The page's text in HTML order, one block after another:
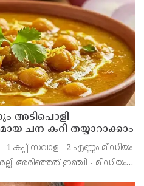
ഉന്നയിക്കുക എ
അടിപൊളി
ചന കറി തയ്യാറാക്കാം
കപ്പ് സവാള - 2 എണ്ണം മീഡിയം
അരിഞ്ഞത് ഇഞ്ചി - മീഡിയം